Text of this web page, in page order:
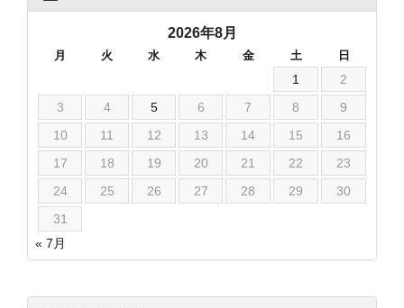
2026年8月
月 火 水 木 金 土 日
1
2
3
4 5 6 7 8
9
10
11 12 13 14 15
16
17
18 19 20 21 22
23
24
25 26 27 28 29
30
31
« 7月